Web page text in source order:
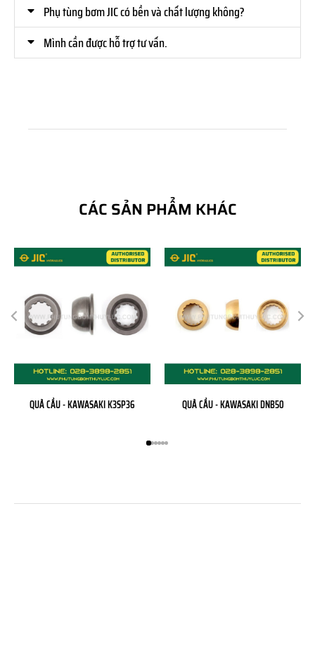
Phụ tùng bơm JIC có bền và chất lượng không?
Mình cần được hỗ trợ tư vấn.
CÁC SẢN PHẨM KHÁC
QUẢ CẦU - KAWASAKI K3SP36 QUẢ CẦU - KAWASAKI DNB50